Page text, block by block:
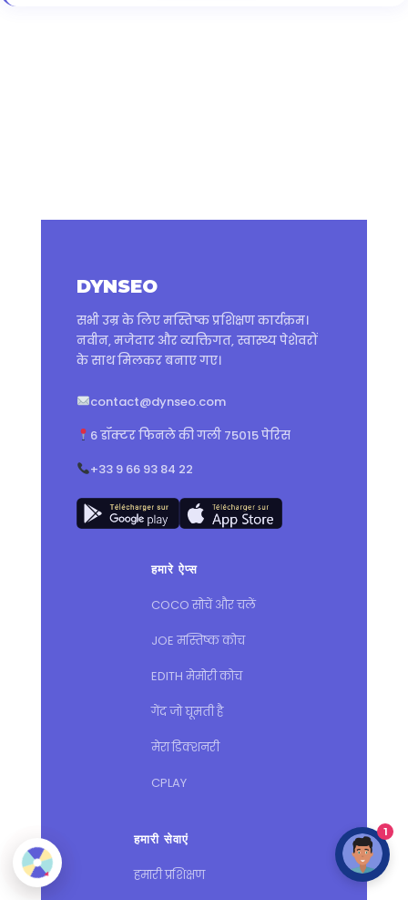
DYNSEO
सभी उम्र के लिए मस्तिष्क प्रशिक्षण कार्यक्रम।
नवीन, मजेदार और व्यक्तिगत, स्वास्थ्य पेशेवरों
के साथ मिलकर बनाए गए।
contact@dynseo.com
6 डॉक्टर फिनले की गली 75015 पेरिस
+33 9 66 93 84 22
हमारे ऐप्स
COCO सोचें और चलें
JOE मस्तिष्क कोच
EDITH मेमोरी कोच
गेंद जो घूमती है
मेरा डिक्शनरी
CPLAY
हमारी सेवाएं
हमारी प्रशिक्षण
1